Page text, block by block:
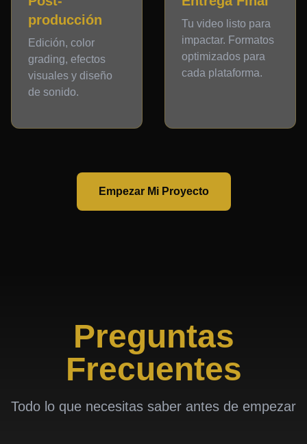
producción
Edición, color
grading, efectos
visuales y diseño
de sonido.
Tu video listo para
impactar. Formatos
optimizados para
cada plataforma.
Empezar Mi Proyecto
Preguntas
Frecuentes
Todo lo que necesitas saber antes de empezar